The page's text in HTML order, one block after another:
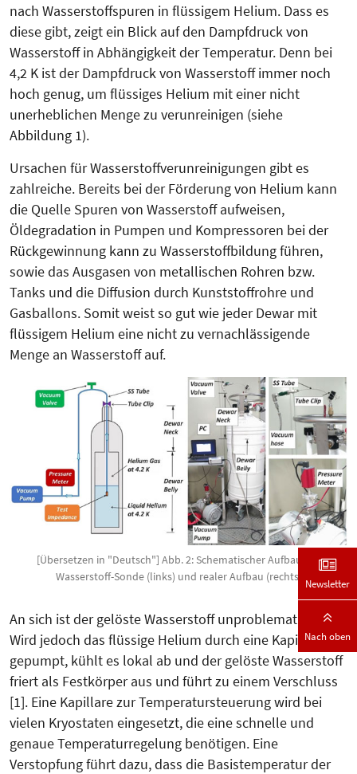
nach Wasserstoffspuren in flüssigem Helium. Dass es
diese gibt, zeigt ein Blick auf den Dampfdruck von
Wasserstoff in Abhängigkeit der Temperatur. Denn bei
4,2 K ist der Dampfdruck von Wasserstoff immer noch
hoch genug, um flüssiges Helium mit einer nicht
unerheblichen Menge zu verunreinigen (siehe
Abbildung 1).
Ursachen für Wasserstoffverunrei­ni­gungen gibt es
zahlreiche. Bereits bei der Förderung von Helium kann
die Quelle Spuren von Wasserstoff aufweisen,
Öldegradation in Pumpen und Kompressoren bei der
Rückgewinnung kann zu Wasserstoffbildung führen,
sowie das Ausgasen von metalli­schen Rohren bzw.
Tanks und die Dif­fusion durch Kunststoffrohre und
Gasballons. Somit weist so gut wie jeder Dewar mit
flüssigem Helium eine nicht zu vernachlässigende
Menge an Wasserstoff auf.
[Übersetzen in "Deutsch"] Abb. 2: Schematischer Aufbau der
Wasserstoff-Sonde (links) und realer Aufbau (rechts)
An sich ist der gelöste Wasserstoff unproblematisch.
Wird jedoch das flüssige Helium durch eine Kapillare
gepumpt, kühlt es lokal ab und der gelöste Wasserstoff
friert als Fest­kör­per aus und führt zu einem Ver­schluss
[1]. Eine Kapillare zur Temperatur­steuerung wird bei
vielen Kryostaten eingesetzt, die eine schnelle und
genaue Temperatur­regelung benötigen. Eine
Verstopfung führt dazu, dass die Basistemperatur der
Newsletter
Nach oben